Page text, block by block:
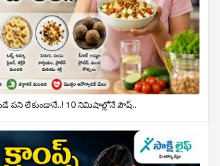
పని లేకుండానే..! 10 నిమిషాల్లోనే పౌష్..